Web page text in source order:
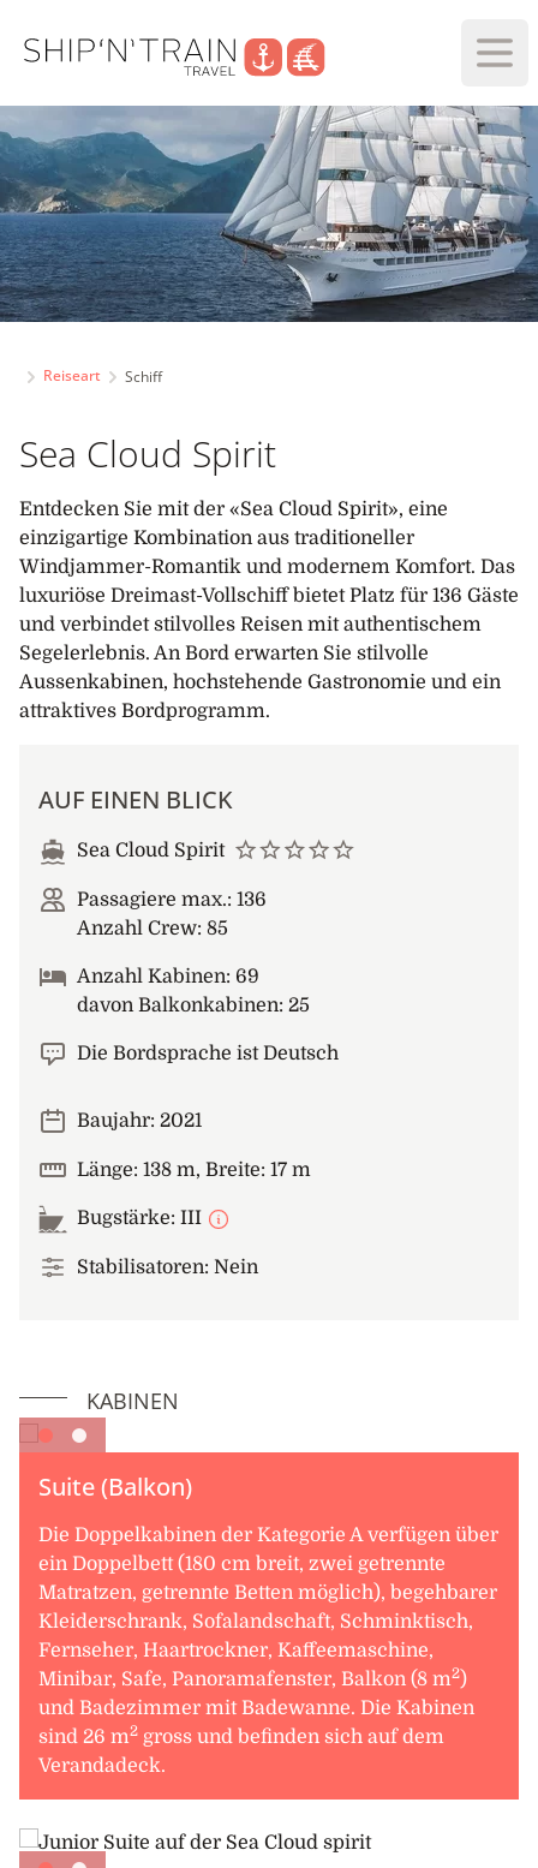
Reiseart Schiff
Sea Cloud Spirit
Entdecken Sie mit der «Sea Cloud Spirit», eine
einzigartige Kombination aus traditioneller
Windjammer-Romantik und modernem Komfort. Das
luxuriöse Dreimast-Vollschiff bietet Platz für 136 Gäste
und verbindet stilvolles Reisen mit authentischem
Segelerlebnis. An Bord erwarten Sie stilvolle
Aussenkabinen, hochstehende Gastronomie und ein
attraktives Bordprogramm.
AUF EINEN BLICK
Sea Cloud Spirit
Passagiere max.: 136
Anzahl Crew: 85
Anzahl Kabinen: 69
davon Balkonkabinen: 25
Die Bordsprache ist Deutsch
Baujahr: 2021
Länge: 138 m, Breite: 17 m
Bugstärke: III
Stabilisatoren: Nein
KABINEN
Suite (Balkon)
Die Doppelkabinen der Kategorie A verfügen über
ein Doppelbett (180 cm breit, zwei getrennte
Matratzen, getrennte Betten möglich), begehbarer
Kleiderschrank, Sofalandschaft, Schminktisch,
Fernseher, Haartrockner, Kaffeemaschine,
Minibar, Safe, Panoramafenster, Balkon (8 m2)
und Badezimmer mit Badewanne. Die Kabinen
sind 26 m2 gross und befinden sich auf dem
Verandadeck.